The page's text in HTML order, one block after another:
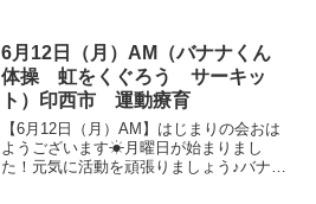
び ・ロープクマさん歩きせまいせま
いロープの道...
6月12日（月）AM（バナナくん
体操 虹をくぐろう サーキッ
ト）印西市 運動療育
【6月12日（月）AM】はじまりの会おは
ようございます☀月曜日が始まりまし
た！元気に活動を頑張りましょう♪バナナ